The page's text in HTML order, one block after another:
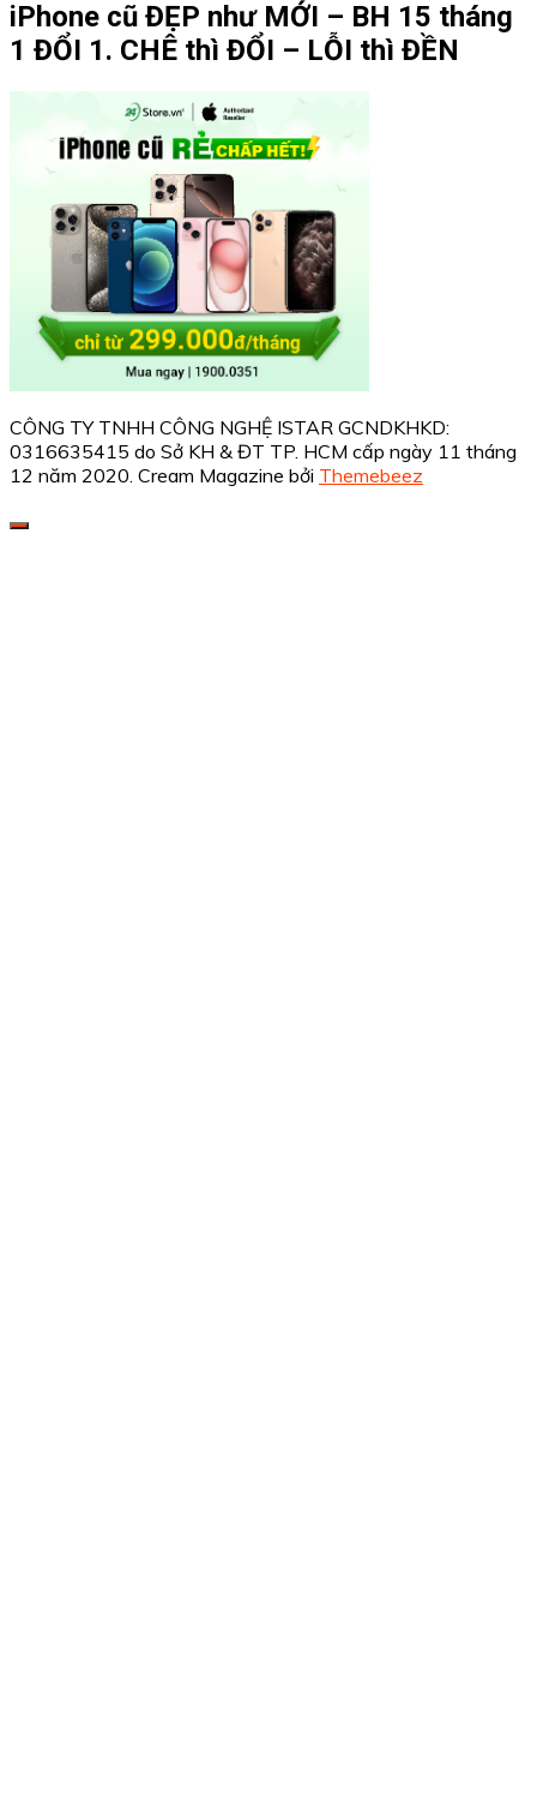
iPhone cũ ĐẸP như MỚI – BH 15 tháng
1 ĐỔI 1. CHÊ thì ĐỔI – LỖI thì ĐỀN
CÔNG TY TNHH CÔNG NGHỆ ISTAR GCNDKHKD:
0316635415 do Sở KH & ĐT TP. HCM cấp ngày 11 tháng
12 năm 2020. Cream Magazine bởi Themebeez